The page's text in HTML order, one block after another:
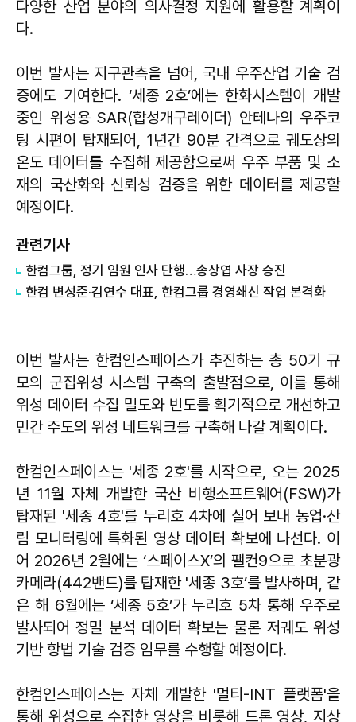
다양한 산업 분야의 의사결정 지원에 활용할 계획이
다.
이번 발사는 지구관측을 넘어, 국내 우주산업 기술 검
증에도 기여한다. ‘세종 2호’에는 한화시스템이 개발
중인 위성용 SAR(합성개구레이더) 안테나의 우주코
팅 시편이 탑재되어, 1년간 90분 간격으로 궤도상의
온도 데이터를 수집해 제공함으로써 우주 부품 및 소
재의 국산화와 신뢰성 검증을 위한 데이터를 제공할
예정이다.
관련기사
한컴그룹, 정기 임원 인사 단행…송상엽 사장 승진
한컴 변성준·김연수 대표, 한컴그룹 경영쇄신 작업 본격화
이번 발사는 한컴인스페이스가 추진하는 총 50기 규
모의 군집위성 시스템 구축의 출발점으로, 이를 통해
위성 데이터 수집 밀도와 빈도를 획기적으로 개선하고
민간 주도의 위성 네트워크를 구축해 나갈 계획이다.
한컴인스페이스는 '세종 2호'를 시작으로, 오는 2025
년 11월 자체 개발한 국산 비행소프트웨어(FSW)가
탑재된 '세종 4호'를 누리호 4차에 실어 보내 농업·산
림 모니터링에 특화된 영상 데이터 확보에 나선다. 이
어 2026년 2월에는 ‘스페이스X’의 팰컨9으로 초분광
카메라(442밴드)를 탑재한 '세종 3호’를 발사하며, 같
은 해 6월에는 ‘세종 5호’가 누리호 5차 통해 우주로
발사되어 정밀 분석 데이터 확보는 물론 저궤도 위성
기반 항법 기술 검증 임무를 수행할 예정이다.
한컴인스페이스는 자체 개발한 '멀티-INT 플랫폼'을
통해 위성으로 수집한 영상을 비롯해 드론 영상, 지상